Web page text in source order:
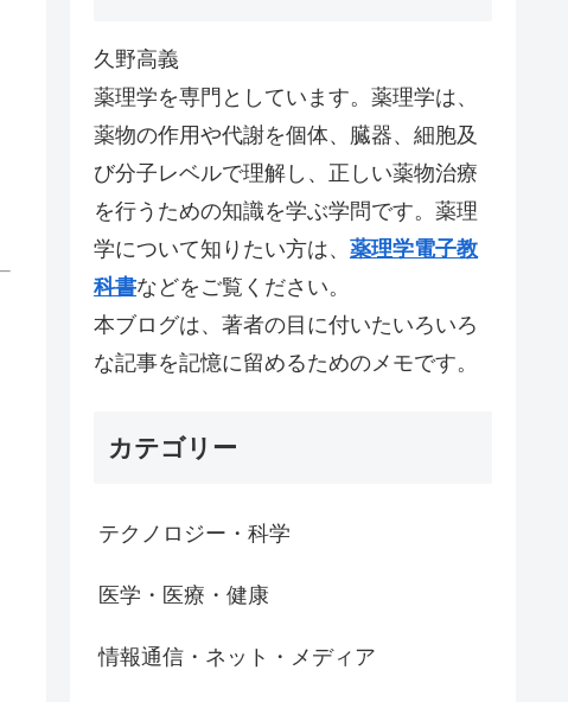
久野高義
薬理学を専門としています。薬理学は、
薬物の作用や代謝を個体、臓器、細胞及
び分子レベルで理解し、正しい薬物治療
を行うための知識を学ぶ学問です。薬理
学について知りたい方は、 薬理学電子教
科書などをご覧ください。
本ブログは、著者の目に付いたいろいろ
な記事を記憶に留めるためのメモです。
カテゴリー
テクノロジー・科学
医学・医療・健康
情報通信・ネット・メディア